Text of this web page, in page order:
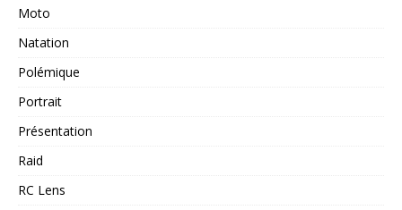
Moto
Natation
Polémique
Portrait
Présentation
Raid
RC Lens